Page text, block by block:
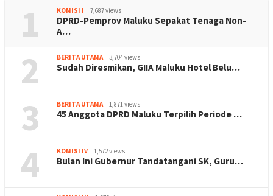
1 KOMISI I 7,687 views
DPRD-Pemprov Maluku Sepakat Tenaga Non-
A…
2 BERITA UTAMA 3,704 views
Sudah Diresmikan, GIIA Maluku Hotel Belu…
3 BERITA UTAMA 1,871 views
45 Anggota DPRD Maluku Terpilih Periode …
4 KOMISI IV 1,572 views
Bulan Ini Gubernur Tandatangani SK, Guru…